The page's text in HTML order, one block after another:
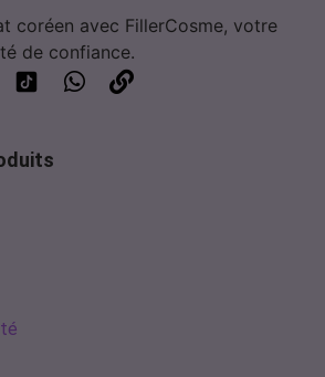
coréen avec FillerCosme, votre
de confiance.